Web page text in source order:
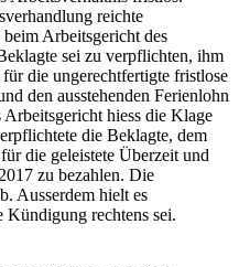
reichte
Arbeitsgericht des
sei zu verpflichten, ihm
die ungerechtfertigte fristlose
den ausstehenden Ferienlohn
hiess die Klage
die Beklagte, dem
die geleistete Überzeit und
zu bezahlen. Die
Ausserdem hielt es
Kündigung rechtens sei.